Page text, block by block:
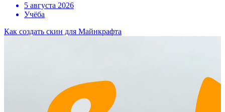
5 августа 2026
Учёба
Как создать скин для Майнкрафта